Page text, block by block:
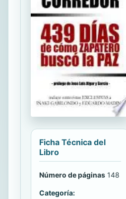
Ficha Técnica del
Libro
Número de páginas 148
Categoría: